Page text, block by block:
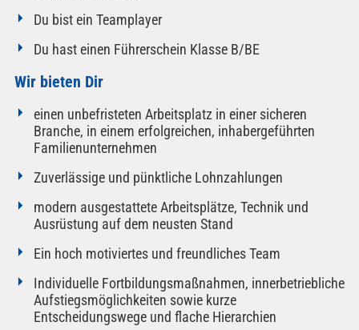
Du bist ein Teamplayer
Du hast einen Führerschein Klasse B/BE
Wir bieten Dir
einen unbefristeten Arbeitsplatz in einer sicheren
Branche, in einem erfolgreichen, inhabergeführten
Familienunternehmen
Zuverlässige und pünktliche Lohnzahlungen
modern ausgestattete Arbeitsplätze, Technik und
Ausrüstung auf dem neusten Stand
Ein hoch motiviertes und freundliches Team
Individuelle Fortbildungsmaßnahmen, innerbetriebliche
Aufstiegsmöglichkeiten sowie kurze
Entscheidungswege und flache Hierarchien